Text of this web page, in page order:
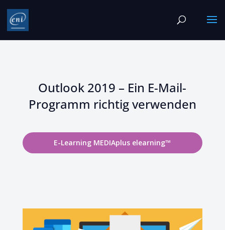
Outlook 2019 – Ein E-Mail-
Programm richtig verwenden
E-Learning MEDIAplus elearning™